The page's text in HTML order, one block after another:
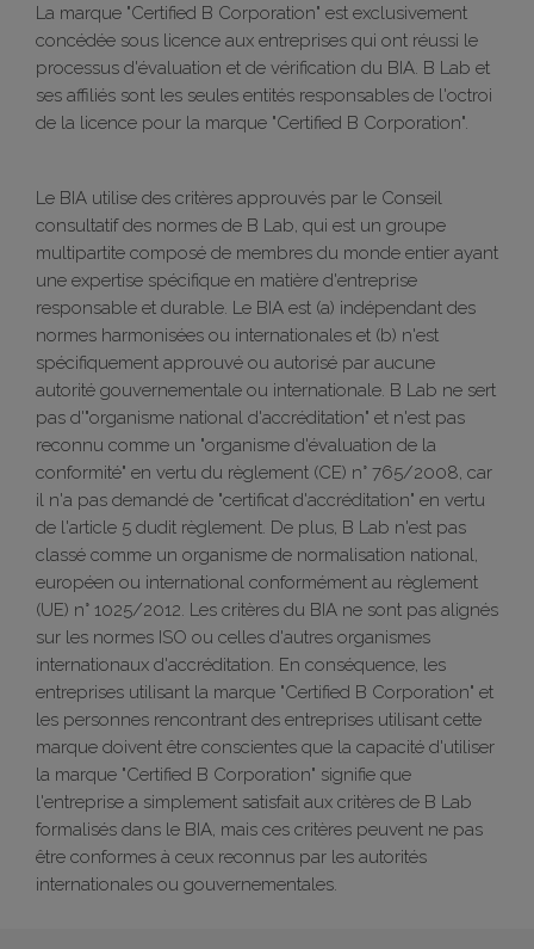
La marque "Certified B Corporation" est exclusivement
concédée sous licence aux entreprises qui ont réussi le
processus d'évaluation et de vérification du BIA. B Lab et
ses affiliés sont les seules entités responsables de l'octroi
de la licence pour la marque "Certified B Corporation".
Le BIA utilise des critères approuvés par le Conseil
consultatif des normes de B Lab, qui est un groupe
multipartite composé de membres du monde entier ayant
une expertise spécifique en matière d'entreprise
responsable et durable. Le BIA est (a) indépendant des
normes harmonisées ou internationales et (b) n'est
spécifiquement approuvé ou autorisé par aucune
autorité gouvernementale ou internationale. B Lab ne sert
pas d'"organisme national d'accréditation" et n'est pas
reconnu comme un "organisme d'évaluation de la
conformité" en vertu du règlement (CE) n° 765/2008, car
il n'a pas demandé de "certificat d'accréditation" en vertu
de l'article 5 dudit règlement. De plus, B Lab n'est pas
classé comme un organisme de normalisation national,
européen ou international conformément au règlement
(UE) n° 1025/2012. Les critères du BIA ne sont pas alignés
sur les normes ISO ou celles d'autres organismes
internationaux d'accréditation. En conséquence, les
entreprises utilisant la marque "Certified B Corporation" et
les personnes rencontrant des entreprises utilisant cette
marque doivent être conscientes que la capacité d'utiliser
la marque "Certified B Corporation" signifie que
l'entreprise a simplement satisfait aux critères de B Lab
formalisés dans le BIA, mais ces critères peuvent ne pas
être conformes à ceux reconnus par les autorités
internationales ou gouvernementales.